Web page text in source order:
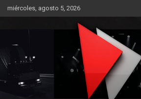
Saltar
al
miércoles, agosto 5, 2026